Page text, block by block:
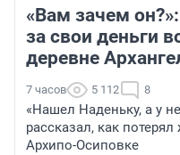
«Вам зачем
за свои деньги
деревне
7 часов 5 112 8
«Нашел Наденьку, а у
рассказал, как
Архипо-Осиповке